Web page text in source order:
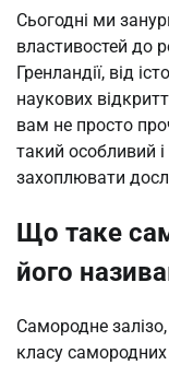
Сьогодні ми
властивостей до
Гренландії, від
наукових
вам не просто
такий особливий
захоплювати
Що таке
його
Самородне
класу